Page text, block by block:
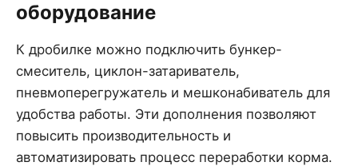
оборудование
К дробилке можно подключить бункер-
смеситель, циклон-затариватель,
пневмоперегружатель и мешконабиватель для
удобства работы. Эти дополнения позволяют
повысить производительность и
автоматизировать процесс переработки корма.